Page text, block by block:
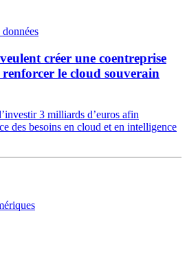
créer une coentreprise
le cloud souverain
3 milliards d’euros afin
des besoins en cloud et en intelligence